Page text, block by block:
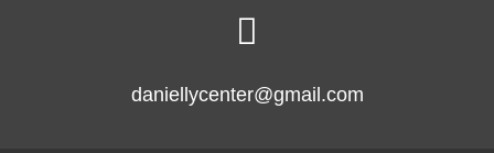

daniellycenter@gmail.com